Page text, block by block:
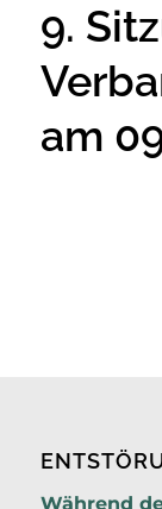
9.
am
Während